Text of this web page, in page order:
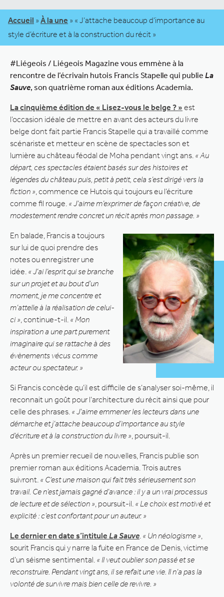
Accueil » À la une » « J’attache beaucoup d’importance au
style d’écriture et à la construction du récit »
#Liégeois / Liégeois Magazine vous emmène à la
rencontre de l’écrivain hutois Francis Stapelle qui publie La
Sauve, son quatrième roman aux éditions Academia.
La cinquième édition de « Lisez-vous le belge ? » est
l’occasion idéale de mettre en avant des acteurs du livre
belge dont fait partie Francis Stapelle qui a travaillé comme
scénariste et metteur en scène de spectacles son et
lumière au château féodal de Moha pendant vingt ans. « Au
départ, ces spectacles étaient basés sur des histoires et
légendes du château puis, petit à petit, cela s’est dirigé vers la
fiction » , commence ce Hutois qui toujours eu l’écriture
comme fil rouge. « J’aime m’exprimer de façon créative, de
modestement rendre concret un récit après mon passage. »
En balade, Francis a toujours
sur lui de quoi prendre des
notes ou enregistrer une
idée. « J’ai l’esprit qui se branche
sur un projet et au bout d’un
moment, je me concentre et
m’attelle à la réalisation de celui-
ci » , continue-t-il. « Mon
inspiration a une part purement
imaginaire qui se rattache à des
évènements vécus comme
acteur ou spectateur. »
Si Francis concède qu’il est difficile de s’analyser soi-même, il
reconnait un goût pour l’architecture du récit ainsi que pour
celle des phrases. « J’aime emmener les lecteurs dans une
démarche et j’attache beaucoup d’importance au style
d’écriture et à la construction du livre » , poursuit-il.
Après un premier recueil de nouvelles, Francis publie son
premier roman aux éditions Academia. Trois autres
suivront. « C’est une maison qui fait très sérieusement son
travail. Ce n’est jamais gagné d’avance : il y a un vrai processus
de lecture et de sélection » , poursuit-il. « Le choix est motivé et
explicité : c’est confortant pour un auteur. »
Le dernier en date s’intitule La Sauve « Un néologisme »
sourit Francis qui y narre la fuite en France de Denis, victime
d’un séisme sentimental. « Il veut oublier son passé et se
reconstruire. Pendant vingt ans, il se refait une vie. Il n’a pas la
volonté de survivre mais bien celle de revivre. »